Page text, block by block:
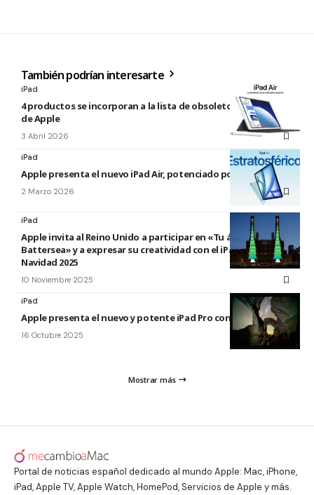
También podrían interesarte
iPad
4 productos se incorporan a la lista de obsoletos y antiguos
de Apple
3 Abril 2026
iPad
Apple presenta el nuevo iPad Air, potenciado por el M4
2 Marzo 2026
iPad
Apple invita al Reino Unido a participar en «Tu árbol en
Battersea» y a expresar su creatividad con el iPad esta
Navidad 2025
10 Noviembre 2025
iPad
Apple presenta el nuevo y potente iPad Pro con el chip M5
16 Octubre 2025
Mostrar más
Portal de noticias español dedicado al mundo Apple: Mac, iPhone,
iPad, Apple TV, Apple Watch, HomePod, Servicios de Apple y más.